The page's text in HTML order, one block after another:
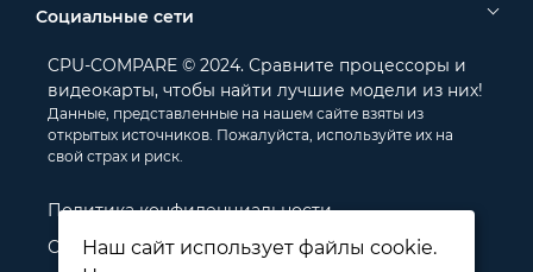
Социальные сети
CPU-COMPARE © 2024. Сравните процессоры и
видеокарты, чтобы найти лучшие модели из них!
Данные, представленные на нашем сайте взяты из
открытых источников. Пожалуйста, используйте их на
свой страх и риск.
Политика конфиденциальности
Отказ от ответственности
Наш сайт использует файлы cookie.